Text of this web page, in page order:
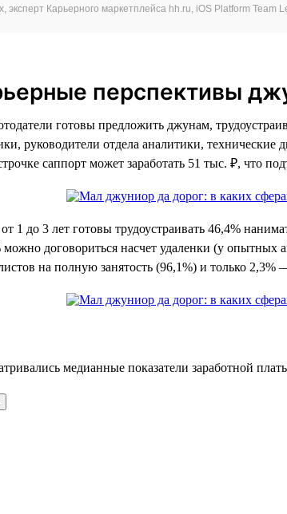
эксперт Карьерного маркетплейса hh.ru, iOS Platform Team
перспективы
готовы предложить джунам,
руководители отдела аналитики,
саппорт может заработать 51 тыс. ₽, что
1 до 3 лет готовы трудоустраивать 46,4%
договориться насчет удаленки (у
на полную занятость (96,1%) и только
медианные показатели заработной